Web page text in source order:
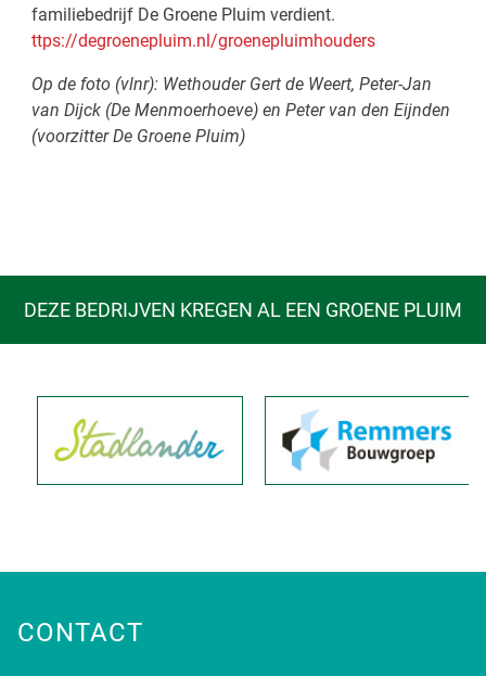
familiebedrijf De Groene Pluim verdient.
ttps://degroenepluim.nl/groenepluimhouders
Op de foto (vlnr): Wethouder Gert de Weert, Peter-Jan
van Dijck (De Menmoerhoeve) en Peter van den Eijnden
(voorzitter De Groene Pluim)
DEZE BEDRIJVEN KREGEN AL EEN GROENE PLUIM
CONTACT